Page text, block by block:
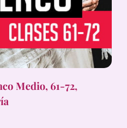
Medio, 61-72,